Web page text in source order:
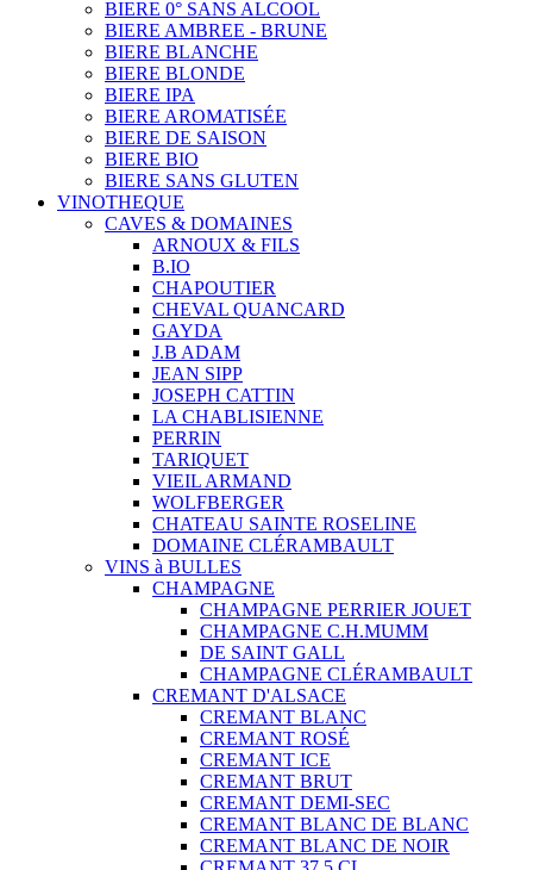
BIERE 0° SANS ALCOOL
BIERE AMBREE - BRUNE
BIERE BLANCHE
BIERE BLONDE
BIERE IPA
BIERE AROMATISÉE
BIERE DE SAISON
BIERE BIO
BIERE SANS GLUTEN
VINOTHEQUE
CAVES & DOMAINES
ARNOUX & FILS
B.IO
CHAPOUTIER
CHEVAL QUANCARD
GAYDA
J.B ADAM
JEAN SIPP
JOSEPH CATTIN
LA CHABLISIENNE
PERRIN
TARIQUET
VIEIL ARMAND
WOLFBERGER
CHATEAU SAINTE ROSELINE
DOMAINE CLÉRAMBAULT
VINS à BULLES
CHAMPAGNE
CHAMPAGNE PERRIER JOUET
CHAMPAGNE C.H.MUMM
DE SAINT GALL
CHAMPAGNE CLÉRAMBAULT
CREMANT D'ALSACE
CREMANT BLANC
CREMANT ROSÉ
CREMANT ICE
CREMANT BRUT
CREMANT DEMI-SEC
CREMANT BLANC DE BLANC
CREMANT BLANC DE NOIR